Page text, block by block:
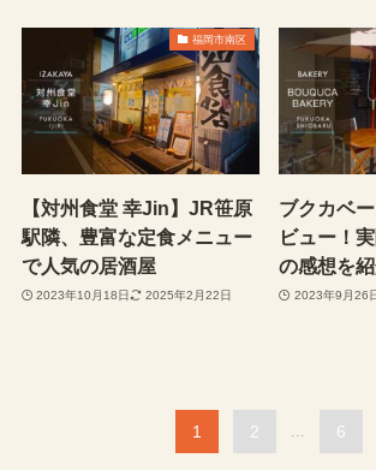
福岡市南区
【対州食堂 幸Jin】JR笹原
駅隣、豊富な定食メニュー
で人気の居酒屋
2023年10月18日 2025年2月22日
ブクカベ
ビュー！
の感想を
2023年9月26
1 2 6